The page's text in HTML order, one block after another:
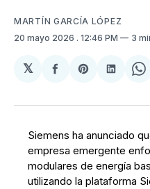
MARTÍN GARCÍA LÓPEZ
20 mayo 2026 . 12:46 PM 3
𝕏
Compartir
Facebook
Share
Pinterest
Siemens ha anunciado
empresa emergente
modulares de energía
utilizando la plataforma